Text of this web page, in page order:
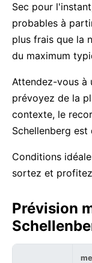
Sec pour
probables à
plus frais que la
du maximum
Attendez-vous à
prévoyez de la
contexte, le
Schellenberg est
Conditions
sortez et
Prévision